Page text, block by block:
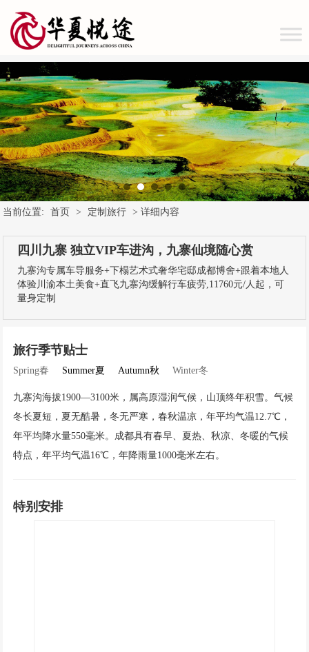
当前位置: 首页 > 定制旅行 > 详细内容
四川九寨 独立VIP车进沟，九寨仙境随心赏
九寨沟专属车导服务+下榻艺术式奢华宅邸成都博舍+跟着本地人
体验川渝本土美食+直飞九寨沟缓解行车疲劳,11760元/人起，可
量身定制
旅行季节贴士
Spring春 Summer夏 Autumn秋 Winter冬
九寨沟海拔1900—3100米，属高原湿润气候，山顶终年积雪。气候
冬长夏短，夏无酷暑，冬无严寒，春秋温凉，年平均气温12.7℃，
年平均降水量550毫米。成都具有春早、夏热、秋凉、冬暖的气候
特点，年平均气温16℃，年降雨量1000毫米左右。
特别安排